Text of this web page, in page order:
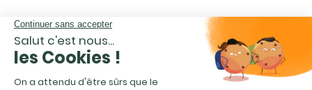
gratuitement